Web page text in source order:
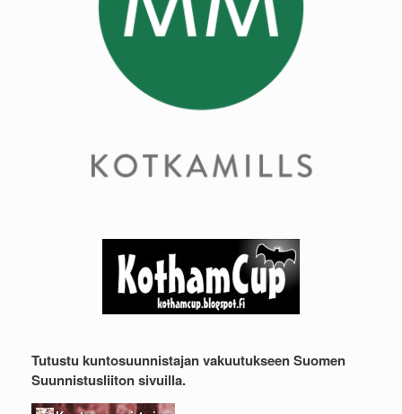
Tutustu kuntosuunnistajan vakuutukseen Suomen
Suunnistusliiton sivuilla.